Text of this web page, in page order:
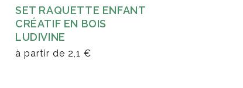
SET RAQUETTE ENFANT
CRÉATIF EN BOIS
LUDIVINE
à partir de 2,1 €